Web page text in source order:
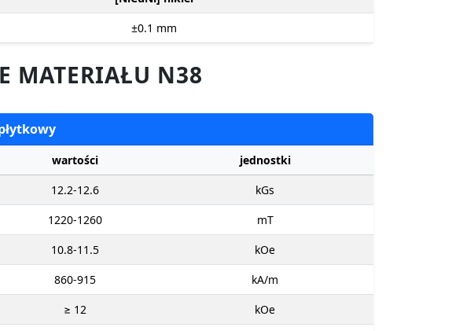
±0.1 mm
MATERIAŁU N38
wartości
jednostki
12.2-12.6
kGs
1220-1260
mT
10.8-11.5
kOe
860-915
kA/m
≥ 12
kOe